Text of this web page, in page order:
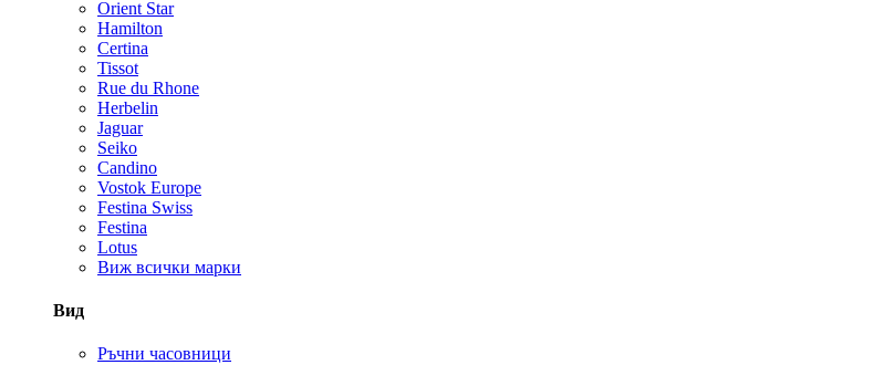
Orient Star
Hamilton
Certina
Tissot
Rue du Rhone
Herbelin
Jaguar
Seiko
Candino
Vostok Europe
Festina Swiss
Festina
Lotus
Виж всички марки
Вид
Ръчни часовници